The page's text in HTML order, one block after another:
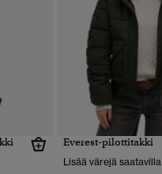
Everest-pilottitakki
Lisää värejä saatavilla